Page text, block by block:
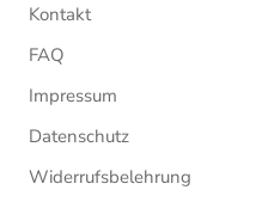
Kontakt
FAQ
Impressum
Datenschutz
Widerrufsbelehrung